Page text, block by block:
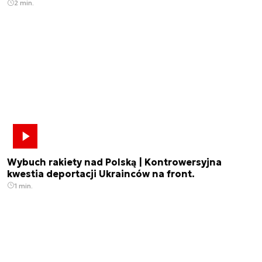
2 min.
Wybuch rakiety nad Polską | Kontrowersyjna
kwestia deportacji Ukrainców na front.
1 min.